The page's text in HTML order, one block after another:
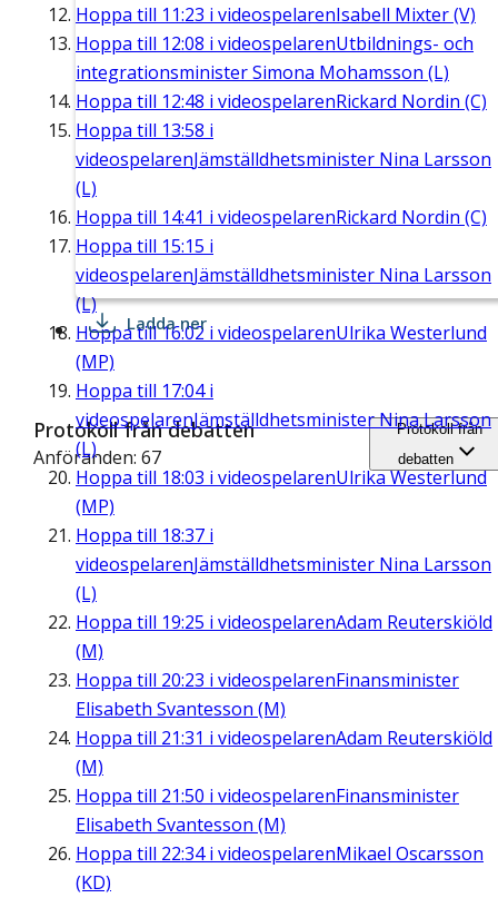
Hoppa till 11:23 i videospelarenIsabell Mixter (V)
Hoppa till 12:08 i videospelarenUtbildnings- och
integrationsminister Simona Mohamsson (L)
Hoppa till 12:48 i videospelarenRickard Nordin (C)
Hoppa till 13:58 i
videospelarenJämställdhetsminister Nina Larsson
(L)
Hoppa till 14:41 i videospelarenRickard Nordin (C)
Hoppa till 15:15 i
videospelarenJämställdhetsminister Nina Larsson
(L)
Hoppa till16:02 i videospelarenUlrika Westerlund
(MP)
Hoppa till 17:04i
videospelarenJämställdhetsminister Nina Larsson
(L)
Hoppa till 18:03 i videospelarenUlrika Westerlund
(MP)
Hoppa till 18:37 i
videospelarenJämställdhetsminister Nina Larsson
(L)
Hoppa till 19:25 i videospelarenAdam Reuterskiöld
(M)
Hoppa till 20:23 i videospelarenFinansminister
Elisabeth Svantesson (M)
Hoppa till 21:31 i videospelarenAdam Reuterskiöld
(M)
Hoppa till 21:50 i videospelarenFinansminister
Elisabeth Svantesson (M)
Hoppa till 22:34i videospelarenMikael Oscarsson
(KD)
Ladda ner
Protokoll från debatten
Anföranden: 67
Protokoll från
debatten